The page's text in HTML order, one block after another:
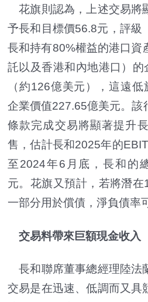
花旗則認為，上述交易將
予長和目標價56.8元，評級
長和持有80%權益的港口資
託以及香港和內地港口）
（約126億美元），這遠
企業價值227.65億美元。該
條款完成交易將顯著提升
售，估計長和2025年的
至2024年6月底，長和的
元。花旗又預計，若將潛
一部分用於償債，淨負債率
交易料帶來巨額現金收入
長和聯席董事總經理陸法
交易是在迅速、低調而又具